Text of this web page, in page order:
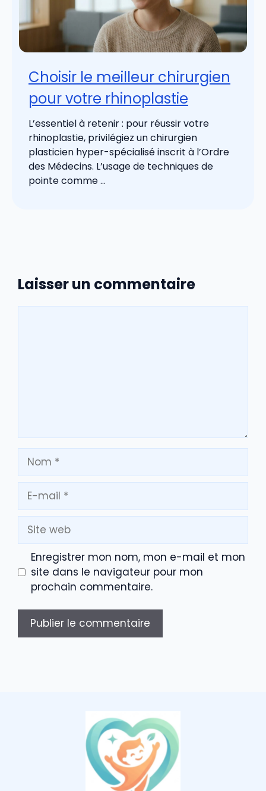
Choisir le meilleur chirurgien
pour votre rhinoplastie
L’essentiel à retenir : pour réussir votre
rhinoplastie, privilégiez un chirurgien
plasticien hyper-spécialisé inscrit à l’Ordre
des Médecins. L’usage de techniques de
pointe comme ...
Laisser un commentaire
Nom
mail
Site
web
Enregistrer mon nom, mon e-mail et mon
site dans le navigateur pour mon
prochain commentaire.